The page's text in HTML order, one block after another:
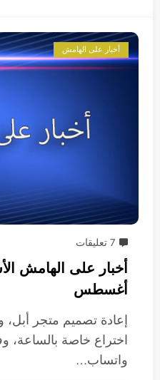
أخبار على الهامش
7 تعليقات
أغسطس
إعادة تصميم متجر أبل،
اختراع خاصة بالساعة،
واتساب…